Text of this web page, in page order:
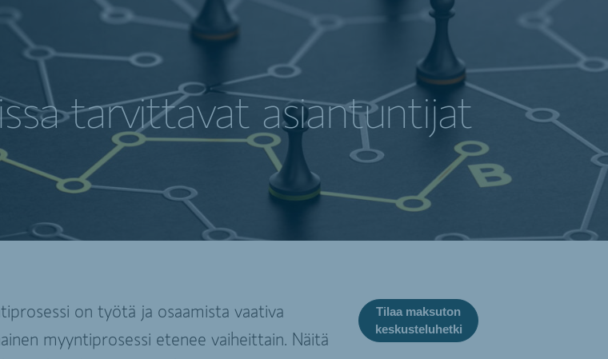
tarvittavat asiantuntijat
Tilaa maksuton
keskusteluhetki
on työtä ja osaamista vaativa
myyntiprosessi etenee vaiheittain. Näitä